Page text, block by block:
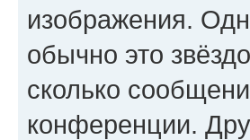
изображения.
обычно это
сколько
конференции.